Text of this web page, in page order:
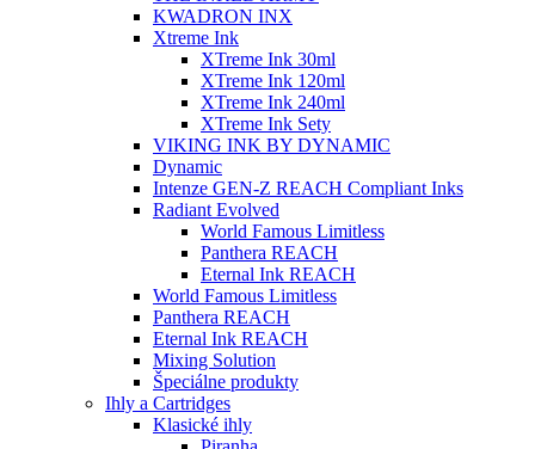
KWADRON INX
Xtreme Ink
XTreme Ink 30ml
XTreme Ink 120ml
XTreme Ink 240ml
XTreme Ink Sety
VIKING INK BY DYNAMIC
Dynamic
Intenze GEN-Z REACH Compliant Inks
Radiant Evolved
World Famous Limitless
Panthera REACH
Eternal Ink REACH
World Famous Limitless
Panthera REACH
Eternal Ink REACH
Mixing Solution
Špeciálne produkty
Ihly a Cartridges
Klasické ihly